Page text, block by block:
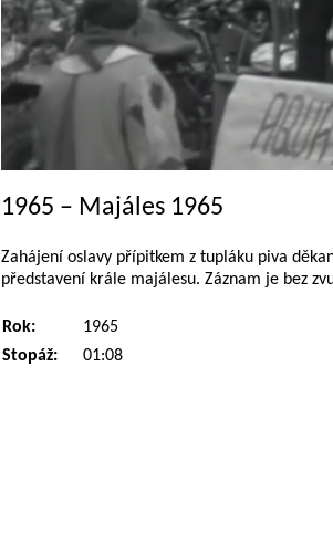
1965 – Majáles 1965
Zahájení oslavy přípitkem z tupláku piva
představení krále majálesu. Záznam je bez
Rok:
1965
Stopáž:
01:08